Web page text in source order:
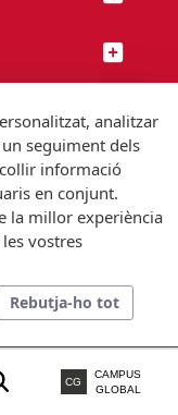
CG
CAMPUS
GLOBAL
analitzar
seguiment dels
informació
en conjunt.
la millor experiència
vostres
Rebutja-ho tot